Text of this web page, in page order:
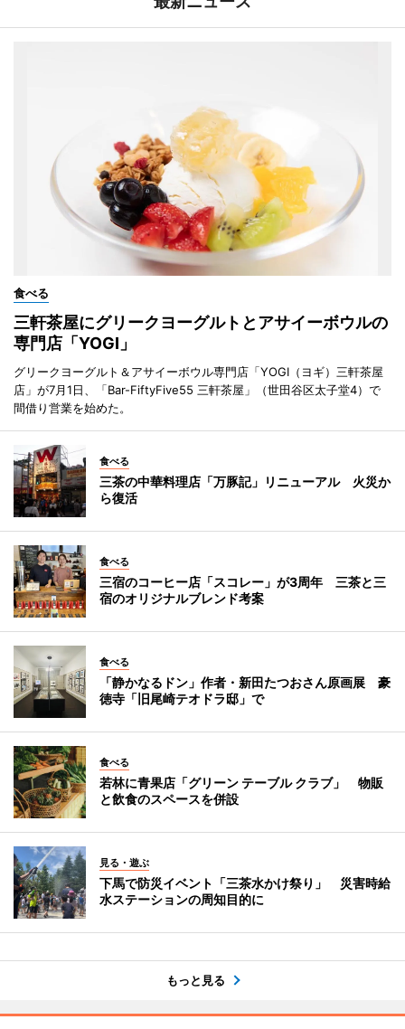
食べる
三軒茶屋にグリークヨーグルトとアサイーボウルの
専門店「YOGI」
グリークヨーグルト＆アサイーボウル専門店「YOGI（ヨギ）三軒茶屋
店」が7月1日、「Bar-FiftyFive55 三軒茶屋」（世田谷区太子堂4）で
間借り営業を始めた。
食べる
三茶の中華料理店「万豚記」リニューアル 火災か
ら復活
食べる
三宿のコーヒー店「スコレー」が3周年 三茶と三
宿のオリジナルブレンド考案
食べる
「静かなるドン」作者・新田たつおさん原画展 豪
徳寺「旧尾崎テオドラ邸」で
食べる
若林に青果店「グリーン テーブル クラブ」 物販
と飲食のスペースを併設
見る・遊ぶ
下馬で防災イベント「三茶水かけ祭り」 災害時給
水ステーションの周知目的に
もっと見る